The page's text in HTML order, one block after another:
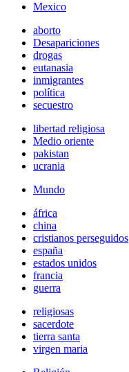
Mexico
aborto
Desapariciones
drogas
eutanasia
inmigrantes
política
secuestro
libertad religiosa
Medio oriente
pakistan
ucrania
Mundo
áfrica
china
cristianos perseguidos
españa
estados unidos
francia
guerra
religiosas
sacerdote
tierra santa
virgen maria